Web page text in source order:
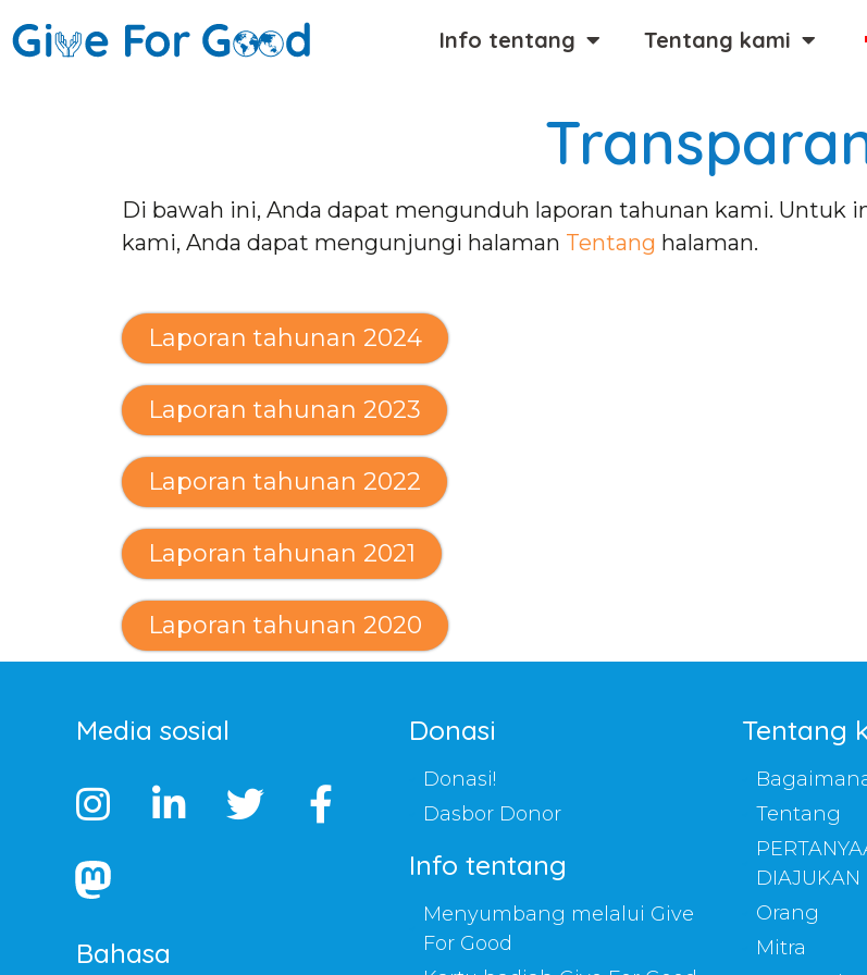
Info tentang Tentang kami
Di bawah ini, Anda dapat mengunduh laporan tahunan kami. Untuk
kami, Anda dapat mengunjungi halaman Tentang halaman.
Laporan tahunan 2024
Laporan tahunan 2023
Laporan tahunan 2022
Laporan tahunan 2021
Laporan tahunan 2020
Media sosial
Bahasa
Donasi
Donasi!
Dasbor Donor
Info tentang
Menyumbang melalui Give
For Good
Tentang
Tentang
DIAJUKAN
Orang
Mitra